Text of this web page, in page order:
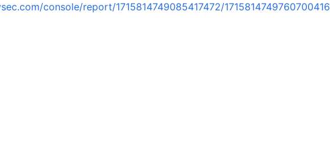
console/report/1715814749085417472/1715814749760700416